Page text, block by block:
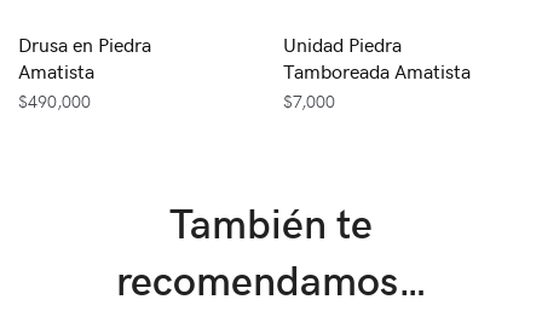
Drusa en Piedra
Amatista
$490,000
Unidad Piedra
Tamboreada Amatista
$7,000
También te
recomendamos…